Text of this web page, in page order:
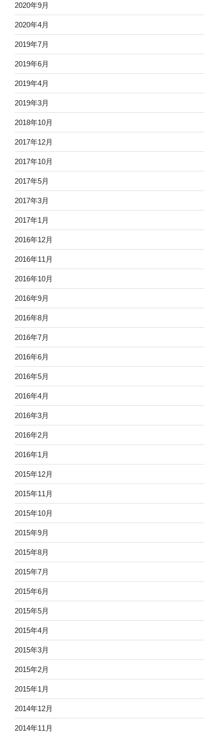
2020年9月
2020年4月
2019年7月
2019年6月
2019年4月
2019年3月
2018年10月
2017年12月
2017年10月
2017年5月
2017年3月
2017年1月
2016年12月
2016年11月
2016年10月
2016年9月
2016年8月
2016年7月
2016年6月
2016年5月
2016年4月
2016年3月
2016年2月
2016年1月
2015年12月
2015年11月
2015年10月
2015年9月
2015年8月
2015年7月
2015年6月
2015年5月
2015年4月
2015年3月
2015年2月
2015年1月
2014年12月
2014年11月